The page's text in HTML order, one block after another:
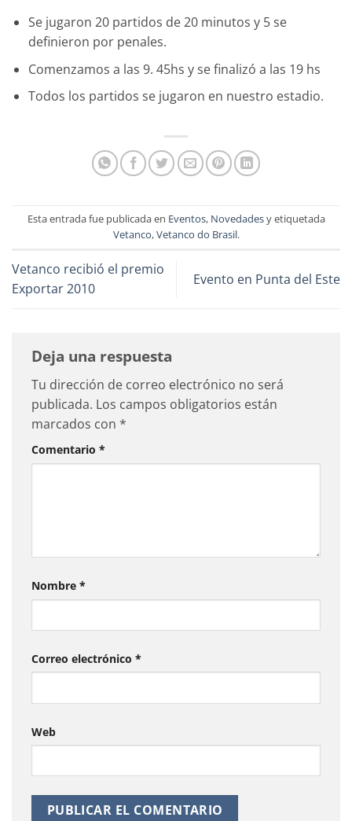
Se jugaron 20 partidos de 20 minutos y 5 se
definieron por penales.
Comenzamos a las 9. 45hs y se finalizó a las 19 hs
Todos los partidos se jugaron en nuestro estadio.
Esta entrada fue publicada en Eventos, Novedadesy etiquetada
Vetanco,Vetanco do Brasil.
Vetanco recibió el premio
Exportar 2010
Evento en Punta del Este
Deja una respuesta
Tu dirección de correo electrónico no será
publicada. Los campos obligatorios están
marcados con *
Comentario *
Nombre *
Correo electrónico *
Web